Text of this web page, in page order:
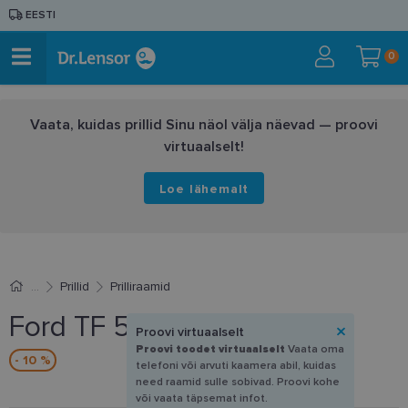
EESTI
0
Vaata, kuidas prillid Sinu näol välja näevad — proovi
virtuaalselt!
Loe lähemalt
Prillid Prilliraamid
Ford TF 5887B 052 49-21
- 10 %
Proovi virtuaalselt
Proovi toodet virtuaalselt Vaata oma
telefoni või arvuti kaamera abil, kuidas
need raamid sulle sobivad. Proovi kohe
või vaata täpsemat infot.